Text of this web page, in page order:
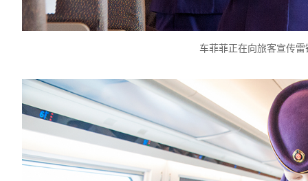
车菲菲正在向旅客宣传